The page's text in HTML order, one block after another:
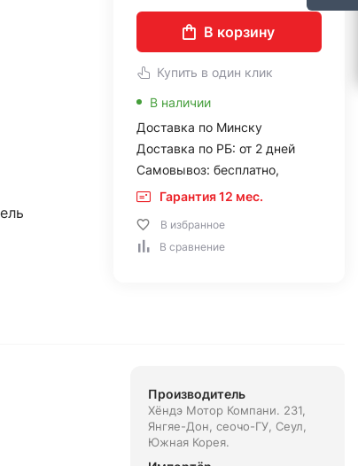
В корзину
Купить в один клик
В наличии
Доставка по Минску
Доставка по РБ: от 2 дней
Самовывоз: бесплатно,
Гарантия 12 мес.
В избранное
В сравнение
Производитель
Хёндэ Мотор Компани. 231,
Янгяе-Дон, сеочо-ГУ, Сеул,
Южная Корея.